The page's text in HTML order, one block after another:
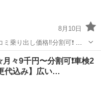
8月10日
乗り出し価格‼️分割可❗️ 車
デイズルークス
す☆ETC付き☆アラウンド
々9千円〜分割可❗️車検2
代込み】広い…